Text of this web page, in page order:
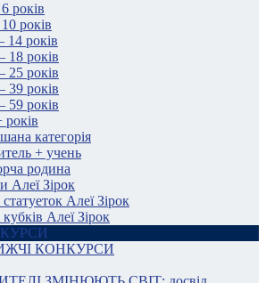
років
років
14 років
18 років
25 років
39 років
59 років
років
категорія
+ учень
родина
Алеї Зірок
Алеї Зірок
Алеї Зірок
КОНКУРСИ